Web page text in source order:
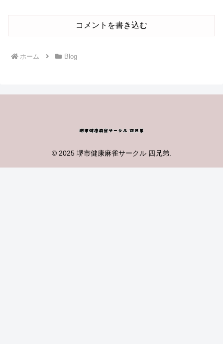
コメントを書き込む
ホーム Blog
© 2025 堺市健康麻雀サークル 四兄弟.